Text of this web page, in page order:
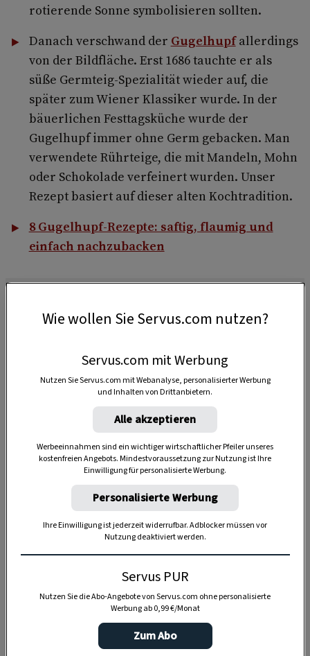
rotierende Sonne symbolisieren sollten.
Danach verschwand der Gugelhupfallerdings
von der Bildfläche. Erst 1686 tauchte er als
süße Germteig-Spezialität wieder auf, die
später zum Wiener Klassiker wurde. In der
bäuerlichen Festtagsküche wurde der
Gugelhupf immer ohne Germ gebacken. Man
verwendete Rührteige, die mit Mandeln, Mohn
oder Schokolade verfeinert wurden. Unser
Rezept basiert auf dieser alten Kochtradition.
8 Gugelhupf-Rezepte: saftig, flaumig und
einfach nachzubacken
zu sehen.
COOKIE-EINSTELLUNGEN
1 Gugelhupfform
Wie wollen Sie Servus.com nutzen?
Servus.com mit Werbung
Nutzen Sie Servus.com mit Webanalyse, personalisierter Werbung
und Inhalten von Drittanbietern.
Alle akzeptieren
Werbeeinnahmen sind ein wichtiger wirtschaftlicher Pfeiler unseres
kostenfreien Angebots. Mindestvoraussetzung zur Nutzung ist Ihre
Einwilligung für personalisierte Werbung.
Personalisierte Werbung
Ihre Einwilligung ist jederzeit widerrufbar. Adblocker müssen vor
Nutzung deaktiviert werden.
Servus PUR
Nutzen Sie die Abo-Angebote von Servus.com ohne personalisierte
Werbung ab 0,99 €/Monat
Zum Abo